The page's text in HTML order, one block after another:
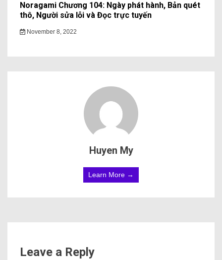
Noragami Chương 104: Ngày phát hành, Bản quét
thô, Người sửa lỗi và Đọc trực tuyến
November 8, 2022
Huyen My
Learn More →
Leave a Reply